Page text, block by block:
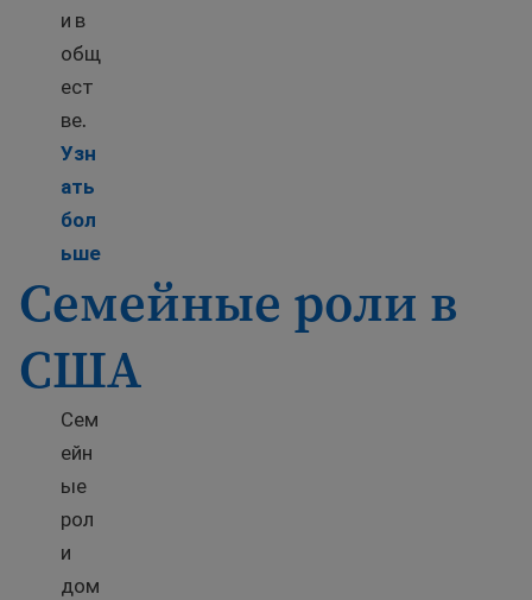
и в
общ
ест
ве.
Узн
ать
бол
ьшеLearn more about Understanding rights and
Семейные роли в
США
Сем
ейн
ые
рол
и
дом